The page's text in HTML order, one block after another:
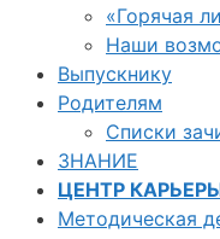
«Горячая
Наши
Выпускнику
Родителям
Списки
ЗНАНИЕ
ЦЕНТР
Методическая